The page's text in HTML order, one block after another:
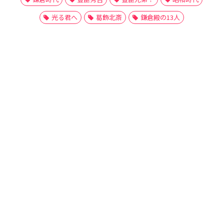
光る君へ
葛飾北斎 鎌倉殿の13人